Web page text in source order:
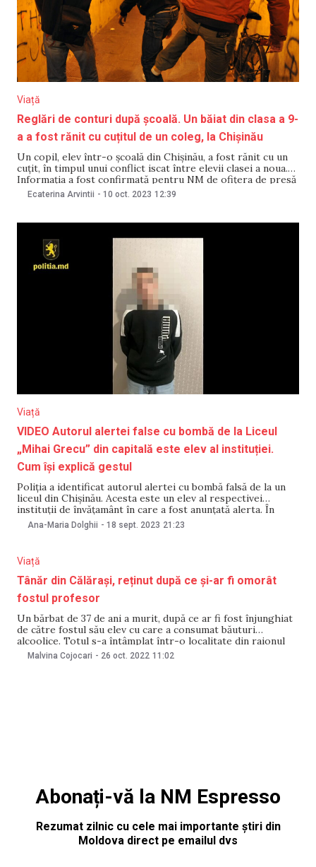
Viață
Reglări de conturi după școală. Un băiat din clasa a 9-
a a fost rănit cu cuțitul de un coleg, la Chișinău
Un copil, elev într-o școală din Chișinău, a fost rănit cu un
cuțit, în timpul unui conflict iscat între elevii clasei a noua.
Informația a fost confirmată pentru NM de ofițera de presă
a Poliției Capitalei, Svetlana Scripnic. Potrivit ei, incidentul a
Ecaterina Arvintii - 10 oct. 2023 12:39
Viață
VIDEO Autorul alertei false cu bombă de la Liceul
„Mihai Grecu” din capitală este elev al instituției.
Cum își explică gestul
Poliția a identificat autorul alertei cu bombă falsă de la un
liceul din Chișinău. Acesta este un elev al respectivei
instituții de învățamânt în care a fost anunțată alerta. În
seara de 18 septembrie, Inspectoratul General al Poliției
(IGP) a anunțat că autorul alertei cu bombă falsă la un liceu
Ana-Maria Dolghii - 18 sept. 2023 21:23
Viață
Tânăr din Călărași, reținut după ce și-ar fi omorât
fostul profesor
Un bărbat de 37 de ani a murit, după ce ar fi fost înjunghiat
de către fostul său elev cu care a consumat băuturi
alcoolice. Totul s-a întâmplat într-o localitate din raionul
Călărași. Mai exact, în seara zilei de 25 octombrie, oamenii
legii au fost sesizați despre decesul unui bărbat
Malvina Cojocari - 26 oct. 2022 11:02
Abonați-vă la NM Espresso
Rezumat zilnic cu cele mai importante știri din
Moldova direct pe emailul dvs